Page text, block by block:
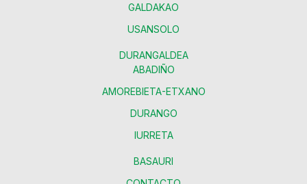
GALDAKAO
USANSOLO
DURANGALDEA
ABADIÑO
AMOREBIETA-ETXANO
DURANGO
IURRETA
BASAURI